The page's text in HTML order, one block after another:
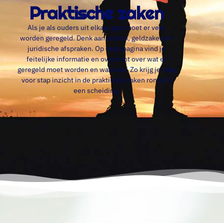
Praktische zaken
Als je als ouders uit elkaar gaat moet er veel
worden geregeld. Denk aan wonen, geldzaken en
juridische afspraken. Op deze pagina vind je
feitelijke informatie en overzicht over wat er
geregeld moet worden en wanneer. Zo krijg je stap
voor stap inzicht in de praktische zaken rondom
een scheiding.